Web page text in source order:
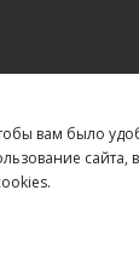
вам было
сайта,